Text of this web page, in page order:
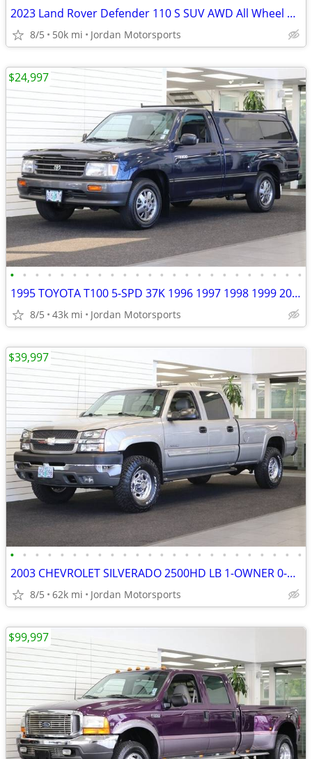
2023 Land Rover Defender 110 S SUV AWD All Wheel Drive
8/5 50k mi Jordan Motorsports
• • • • • • • • • • • • • • • • • • • • • • • •
1995 TOYOTA T100 5-SPD 37K 1996 1997 1998 1999 2000 2001 tundra tacoma
8/5 43k mi Jordan Motorsports
$24,997
• • • • • • • • • • • • • • • • • • • • • • • •
2003 CHEVROLET SILVERADO 2500HD LB 1-OWNER 0-RUST 8.1L 2004 2005 2006
8/5 62k mi Jordan Motorsports
$39,997
$99,997